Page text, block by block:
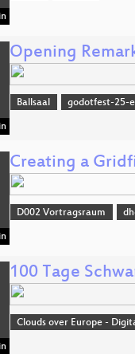
Opening
Ballsaal godotfest-25-
Creating a
D002 Vortragsraum
100 Tage
Clouds over Europe -